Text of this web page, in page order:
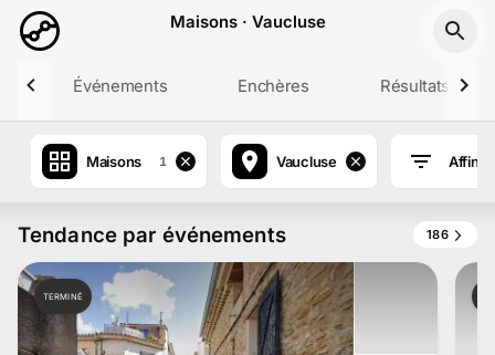
Aller au contenu principal
Maisons · Vaucluse
Événements Enchères Résultats
Maisons 1 Vaucluse Affiner
Tendance par événements 186
TERMINÉ